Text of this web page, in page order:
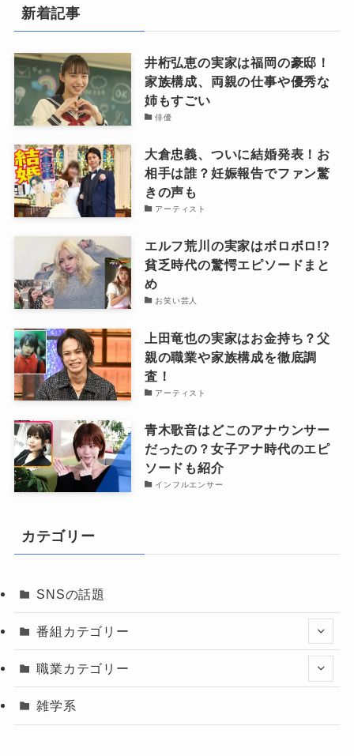
新着記事
井桁弘恵の実家は福岡の豪邸！
家族構成、両親の仕事や優秀な
姉もすごい
俳優
大倉忠義、ついに結婚発表！お
相手は誰？妊娠報告でファン驚
きの声も
アーティスト
エルフ荒川の実家はボロボロ!?
貧乏時代の驚愕エピソードまと
め
お笑い芸人
上田竜也の実家はお金持ち？父
親の職業や家族構成を徹底調
査！
アーティスト
青木歌音はどこのアナウンサー
だったの？女子アナ時代のエピ
ソードも紹介
インフルエンサー
カテゴリー
SNSの話題
番組カテゴリー
職業カテゴリー
雑学系